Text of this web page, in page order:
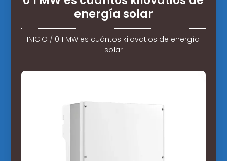
energía solar
INICIO / 0 1 MW es cuántos kilovatios de energía
solar